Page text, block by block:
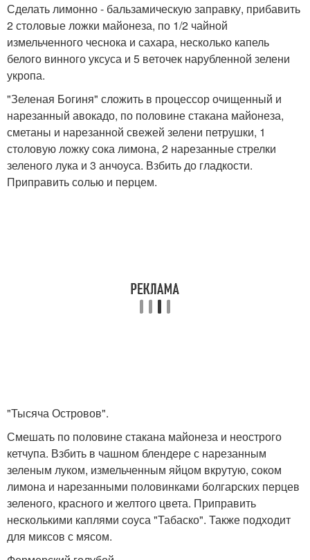
Сделать лимонно - бальзамическую заправку, прибавить
2 столовые ложки майонеза, по 1/2 чайной
измельченного чеснока и сахара, несколько капель
белого винного уксуса и 5 веточек нарубленной зелени
укропа.
"Зеленая Богиня" сложить в процессор очищенный и
нарезанный авокадо, по половине стакана майонеза,
сметаны и нарезанной свежей зелени петрушки, 1
столовую ложку сока лимона, 2 нарезанные стрелки
зеленого лука и 3 анчоуса. Взбить до гладкости.
Приправить солью и перцем.
"Тысяча Островов".
Смешать по половине стакана майонеза и неострого
кетчупа. Взбить в чашном блендере с нарезанным
зеленым луком, измельченным яйцом вкрутую, соком
лимона и нарезанными половинками болгарских перцев
зеленого, красного и желтого цвета. Приправить
несколькими каплями соуса "Табаско". Также подходит
для миксов с мясом.